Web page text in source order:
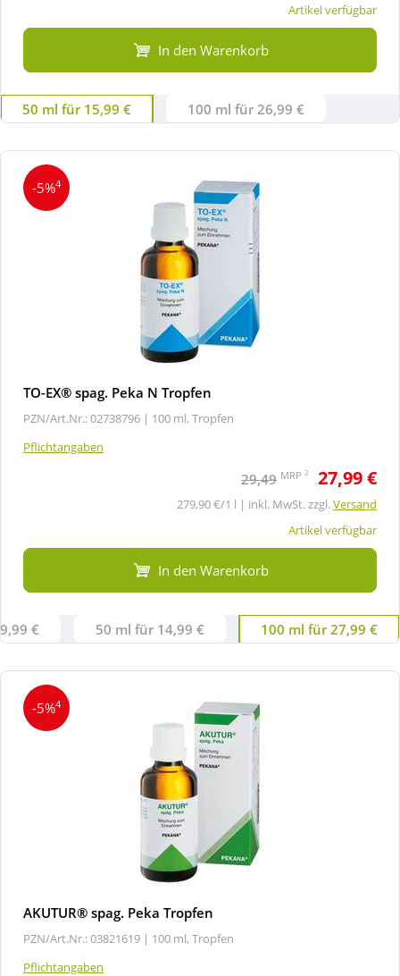
Artikel verfügbar
In den Warenkorb
50 ml für 15,99 € 100 ml für 26,99 €
-5%4
TO-EX® spag. Peka N Tropfen
PZN/Art.Nr.: 02738796 | 100 ml, Tropfen
Pflichtangaben
29,49 MRP 2 27,99 €
279,90 €/1 l | inkl. MwSt. zzgl.Versand
Artikel verfügbar
In den Warenkorb
€ 50 ml für 14,99 € 100 ml für 27,99 €
-5%4
AKUTUR® spag. Peka Tropfen
PZN/Art.Nr.: 03821619 | 100 ml, Tropfen
Pflichtangaben